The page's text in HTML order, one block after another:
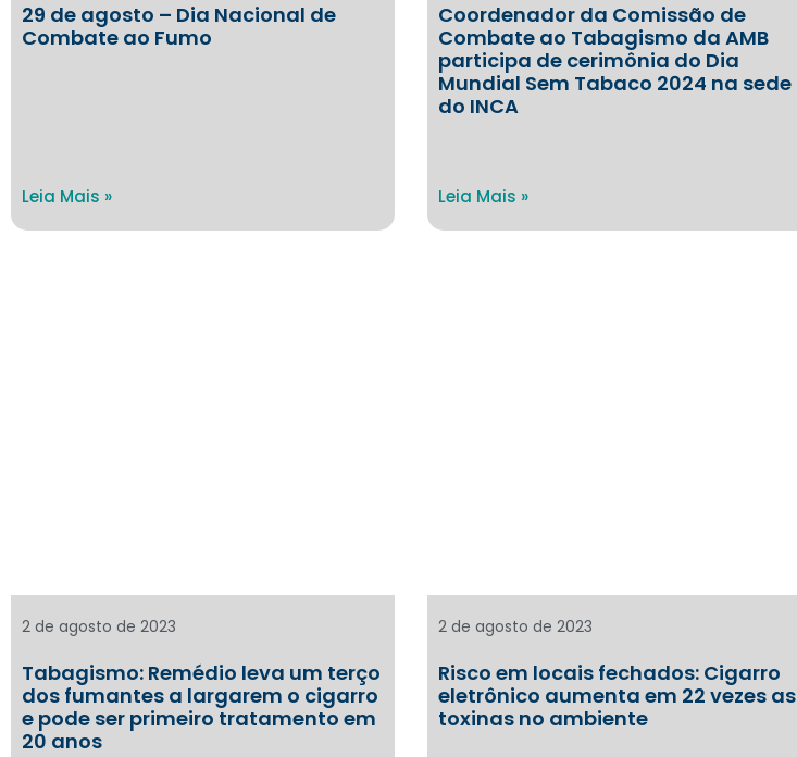
29 de agosto – Dia Nacional de
Combate ao Fumo
Leia Mais »
Coordenador da Comissão de
Combate ao Tabagismo da AMB
participa de cerimônia do Dia
Mundial Sem Tabaco 2024 na sede
do INCA
Leia Mais »
Tabagismo: Remédio leva um terço
dos fumantes a largarem o cigarro
e pode ser primeiro tratamento em
20 anos
2 de agosto de 2023
Risco em locais fechados: Cigarro
eletrônico aumenta em 22 vezes as
toxinas no ambiente
2 de agosto de 2023